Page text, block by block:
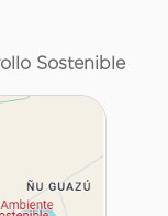
Sostenible